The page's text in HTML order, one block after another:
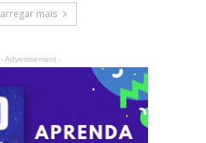
mais
- Advertisement -